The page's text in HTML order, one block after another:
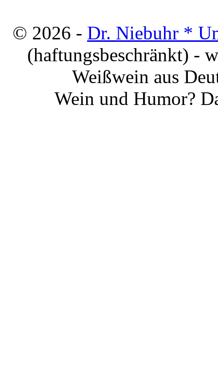
© 2026 - Dr. Niebuhr *
(haftungsbeschränkt) -
Weißwein aus
Wein und Humor?